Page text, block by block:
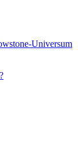
Universum